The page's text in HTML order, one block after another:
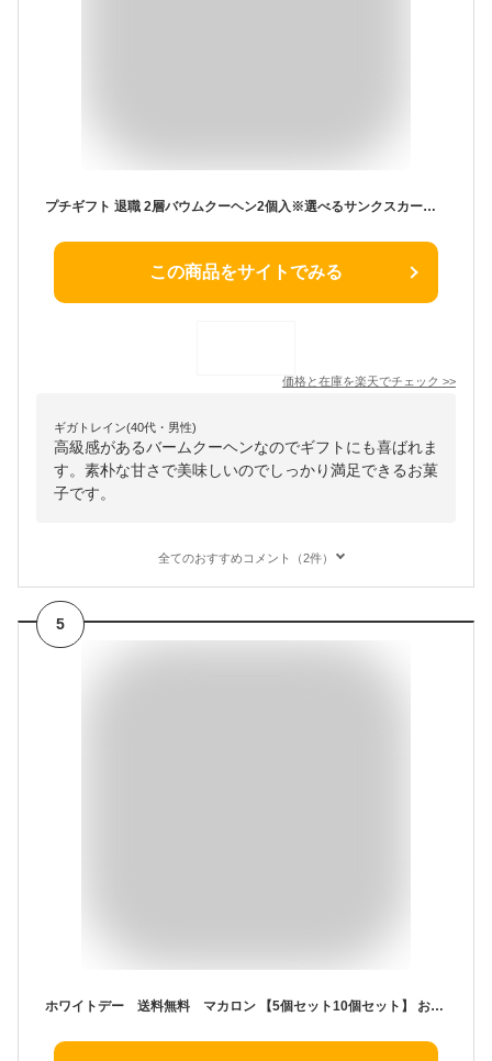
プチギフト 退職 2層バウムクーヘン2個入※選べるサンクスカード付き カラーバッグ お配り ギフト 結婚式 バームクーヘン プレゼント ギフト ありがとう 子ども バレンタイン 卒業記念 ホワイトデー 新生活 お返し 産休 500円以下 敬老会
この商品をサイトでみる
価格と在庫を楽天でチェック >>
ギガトレイン(40代・男性)
高級感があるバームクーヘンなのでギフトにも喜ばれま
す。素朴な甘さで美味しいのでしっかり満足できるお菓
子です。
全てのおすすめコメント（2件）
5
ホワイトデー 送料無料 マカロン 【5個セット10個セット】 お中元 スイーツ ギフト プレゼント クマッカロン 動物マカロン 可愛い お菓子 洋菓子 お祝い 内祝い ギフト 手土産 お土産 誕生日 詰め合わせ 大人 子供 退職祝い 卒業 入学 母の日